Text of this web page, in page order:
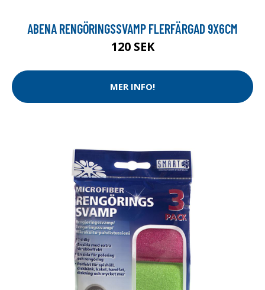
ABENA RENGÖRINGSSVAMP FLERFÄRGAD 9X6CM
120 SEK
MER INFO!